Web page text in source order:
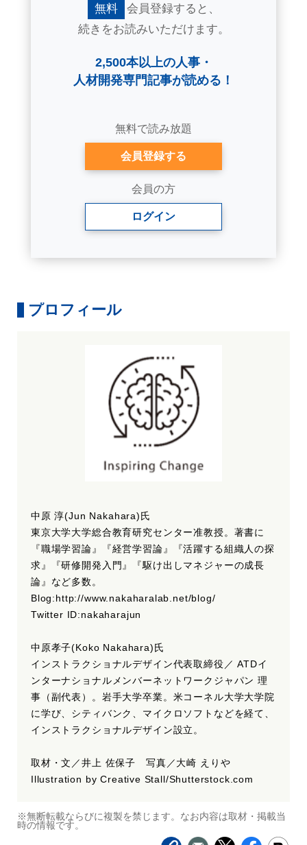
無料
会員登録すると、
続きをお読みいただけます。
2,500本以上の人事・
人材開発専門記事が読める！
無料で読み放題
会員登録する
会員の方
ログイン
プロフィール
中原 淳(Jun Nakahara)氏
東京大学大学総合教育研究センター准教授。著書に
『職場学習論』『経営学習論』『活躍する組織人の探
求』『研修開発入門』『駆け出しマネジャーの成長
論』など多数。
Blog:http://www.nakaharalab.net/blog/
Twitter ID:nakaharajun
中原孝子(Koko Nakahara)氏
インストラクショナルデザイン代表取締役／ ATDイ
ンターナショナルメンバーネットワークジャパン 理
事（副代表）。岩手大学卒業。米コーネル大学大学院
に学び、シティバンク、マイクロソフトなどを経て、
インストラクショナルデザイン設立。
取材・文／井上 佐保子 写真／大崎 えりや
Illustration by Creative Stall/Shutterstock.com
※無断転載ならびに複製を禁じます。なお内容は取材・掲載当
時の情報です。